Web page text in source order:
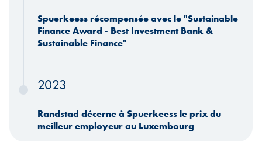
Spuerkeess récompensée avec le "Sustainable
Finance Award - Best Investment Bank &
Sustainable Finance"
2023
Randstad décerne à Spuerkeess le prix du
meilleur employeur au Luxembourg